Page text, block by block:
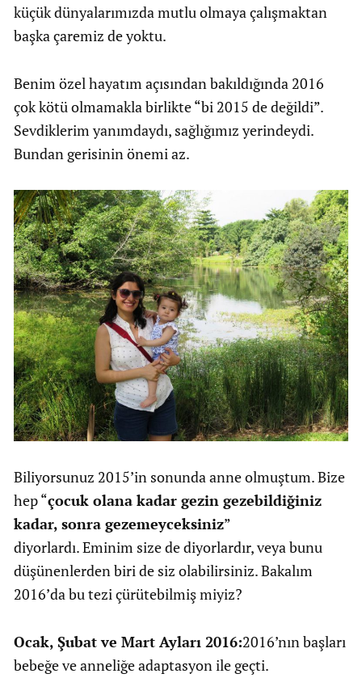
küçük dünyalarımızda mutlu olmaya çalışmaktan
başka çaremiz de yoktu.
Benim özel hayatım açısından bakıldığında 2016
çok kötü olmamakla birlikte “bi 2015 de değildi”.
Sevdiklerim yanımdaydı, sağlığımız yerindeydi.
Bundan gerisinin önemi az.
Biliyorsunuz 2015’in sonunda anne olmuştum. Bize
hep “çocuk olana kadar gezin gezebildiğiniz
kadar, sonra gezemeyceksiniz”
diyorlardı. Eminim size de diyorlardır, veya bunu
düşünenlerden biri de siz olabilirsiniz. Bakalım
2016’da bu tezi çürütebilmiş miyiz?
Ocak, Şubat ve Mart Ayları 2016:2016’nın başları
bebeğe ve anneliğe adaptasyon ile geçti.